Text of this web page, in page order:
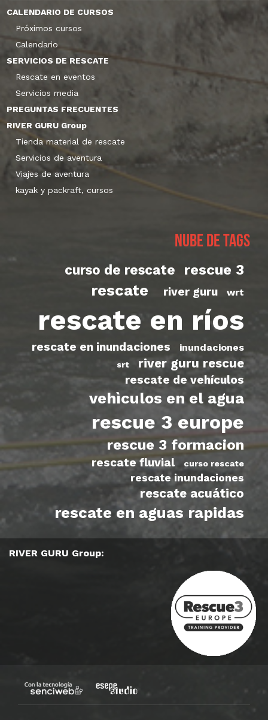
CALENDARIO DE CURSOS
Próximos cursos
Calendario
SERVICIOS DE RESCATE
Rescate en eventos
Servicios media
PREGUNTAS FRECUENTES
RIVER GURU Group
Tienda material de rescate
Servicios de aventura
Viajes de aventura
kayak y packraft, cursos
Nube de tags
curso de rescate rescue 3
rescate river guru wrt
rescate en ríos
rescate en inundaciones inundaciones
srt river guru rescue
rescate de vehículos
vehìculos en el agua
rescue 3 europe
rescue 3 formacion
rescate fluvial curso rescate
rescate inundaciones
rescate acuático
rescate en aguas rapidas
RIVER GURU Group: